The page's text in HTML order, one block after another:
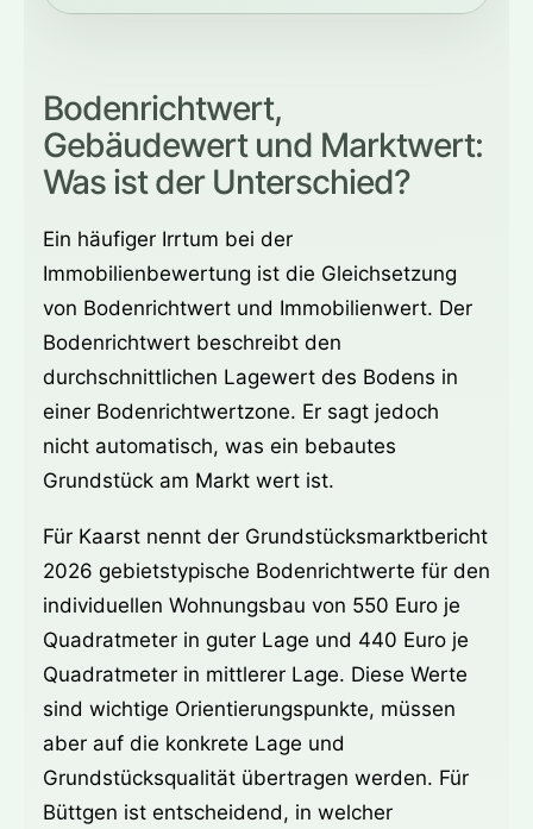
Bodenrichtwert,
Gebäudewert und Marktwert:
Was ist der Unterschied?
Ein häufiger Irrtum bei der
Immobilienbewertung ist die Gleichsetzung
von Bodenrichtwert und Immobilienwert. Der
Bodenrichtwert beschreibt den
durchschnittlichen Lagewert des Bodens in
einer Bodenrichtwertzone. Er sagt jedoch
nicht automatisch, was ein bebautes
Grundstück am Markt wert ist.
Für Kaarst nennt der Grundstücksmarktbericht
2026 gebietstypische Bodenrichtwerte für den
individuellen Wohnungsbau von 550 Euro je
Quadratmeter in guter Lage und 440 Euro je
Quadratmeter in mittlerer Lage. Diese Werte
sind wichtige Orientierungspunkte, müssen
aber auf die konkrete Lage und
Grundstücksqualität übertragen werden. Für
Büttgen ist entscheidend, in welcher